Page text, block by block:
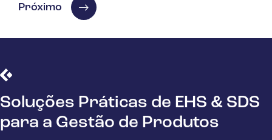
Próximo
Soluções Práticas de EHS & SDS
para a Gestão de Produtos